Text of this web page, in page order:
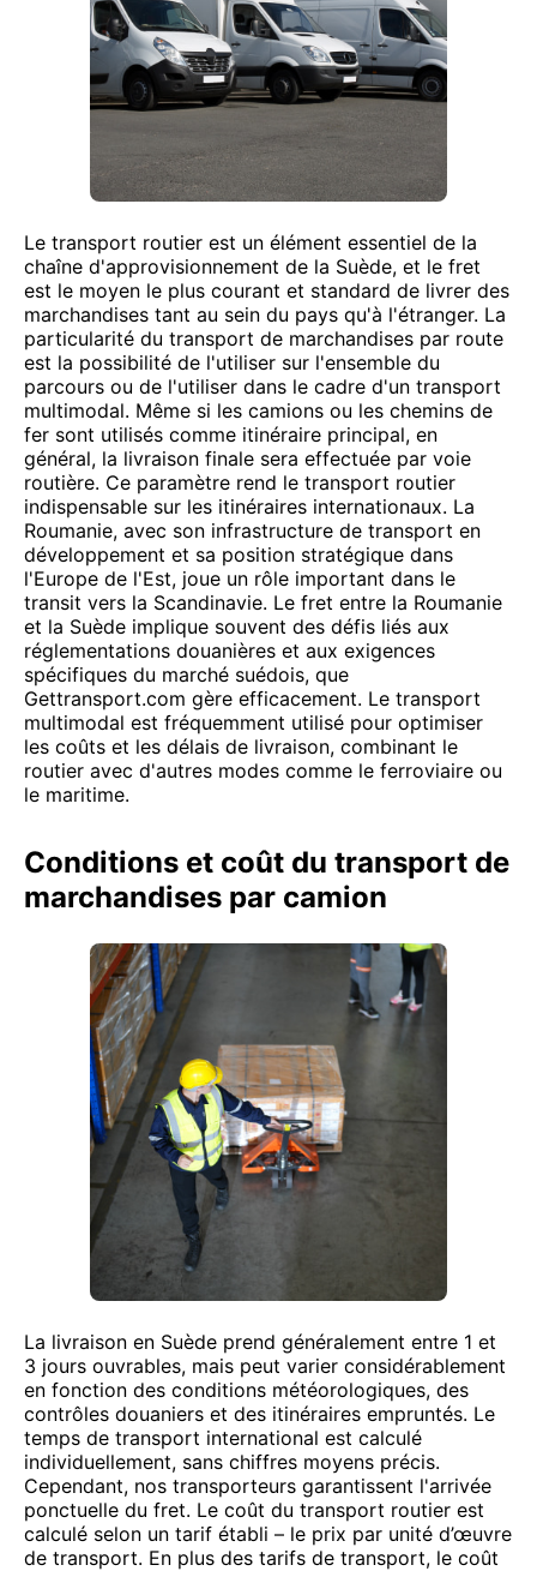
Le transport routier est un élément essentiel de la
chaîne d'approvisionnement de la Suède, et le fret
est le moyen le plus courant et standard de livrer des
marchandises tant au sein du pays qu'à l'étranger. La
particularité du transport de marchandises par route
est la possibilité de l'utiliser sur l'ensemble du
parcours ou de l'utiliser dans le cadre d'un transport
multimodal. Même si les camions ou les chemins de
fer sont utilisés comme itinéraire principal, en
général, la livraison finale sera effectuée par voie
routière. Ce paramètre rend le transport routier
indispensable sur les itinéraires internationaux. La
Roumanie, avec son infrastructure de transport en
développement et sa position stratégique dans
l'Europe de l'Est, joue un rôle important dans le
transit vers la Scandinavie. Le fret entre la Roumanie
et la Suède implique souvent des défis liés aux
réglementations douanières et aux exigences
spécifiques du marché suédois, que
Gettransport.com gère efficacement. Le transport
multimodal est fréquemment utilisé pour optimiser
les coûts et les délais de livraison, combinant le
routier avec d'autres modes comme le ferroviaire ou
le maritime.
Conditions et coût du transport de
marchandises par camion
La livraison en Suède prend généralement entre 1 et
3 jours ouvrables, mais peut varier considérablement
en fonction des conditions météorologiques, des
contrôles douaniers et des itinéraires empruntés. Le
temps de transport international est calculé
individuellement, sans chiffres moyens précis.
Cependant, nos transporteurs garantissent l'arrivée
ponctuelle du fret. Le coût du transport routier est
calculé selon un tarif établi – le prix par unité d’œuvre
de transport. En plus des tarifs de transport, le coût